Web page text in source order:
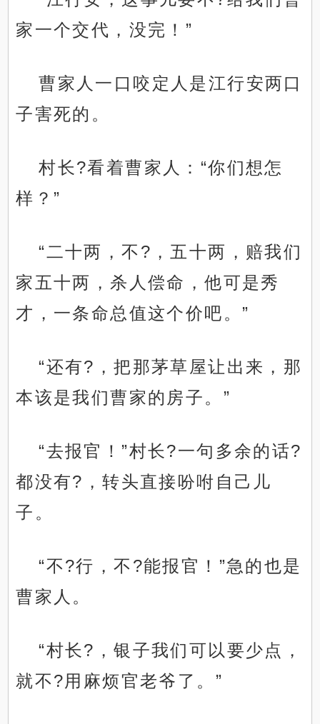
家一个交代，没完！”
曹家人一口咬定人是江行安两口
子害死的。
村长?看着曹家人：“你们想怎
样？”
“二十两，不?，五十两，赔我们
家五十两，杀人偿命，他可是秀
才，一条命总值这个价吧。”
“还有?，把那茅草屋让出来，那
本该是我们曹家的房子。”
“去报官！”村长?一句多余的话?
都没有?，转头直接吩咐自己儿
子。
“不?行，不?能报官！”急的也是
曹家人。
“村长?，银子我们可以要少点，
就不?用麻烦官老爷了。”